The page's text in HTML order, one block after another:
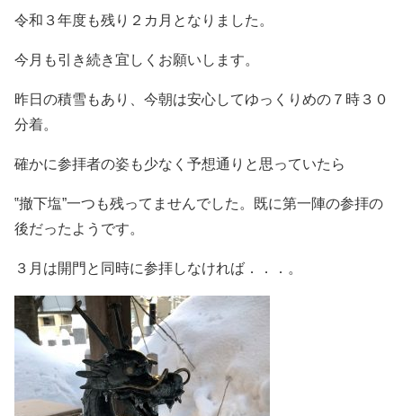
令和３年度も残り２カ月となりました。
今月も引き続き宜しくお願いします。
昨日の積雪もあり、今朝は安心してゆっくりめの７時３０
分着。
確かに参拝者の姿も少なく予想通りと思っていたら
‟撤下塩”一つも残ってませんでした。既に第一陣の参拝の
後だったようです。
３月は開門と同時に参拝しなければ．．．。